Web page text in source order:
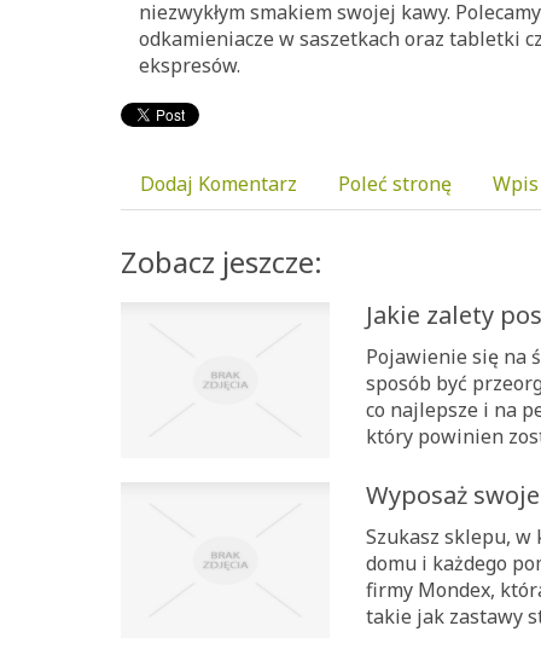
niezwykłym smakiem swojej kawy.
odkamieniacze w saszetkach oraz tabletki
ekspresów.
Dodaj Komentarz Poleć stronę
Zobacz jeszcze:
Jakie zalety
Pojawienie się na
sposób być
co najlepsze i na
który powinien
Wyposaż
Szukasz sklepu, w
domu i każdego
firmy Mondex,
takie jak zastawy